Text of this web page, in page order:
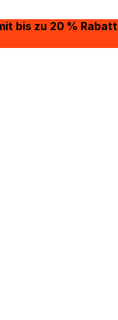
bis zu 20 % Rabatt